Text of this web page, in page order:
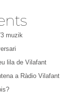
muzik
lila de Vilafant
a Ràdio Vilafant